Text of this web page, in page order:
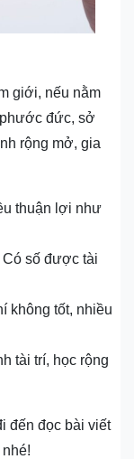
giới, nếu nằm
đức, sở
rộng mở, gia
thuận lợi như
Có số được tài
không tốt, nhiều
tài trí, học rộng
đến đọc bài viết